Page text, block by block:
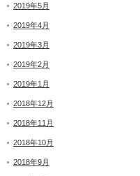
2019年5月
2019年4月
2019年3月
2019年2月
2019年1月
2018年12月
2018年11月
2018年10月
2018年9月